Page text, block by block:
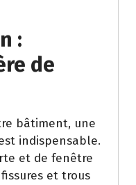
:
de
bâtiment, une
indispensable.
et de fenêtre
et trous